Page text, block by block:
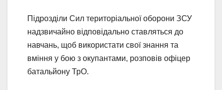
Підрозділи Сил територіальної оборони ЗСУ
надзвичайно відповідально ставляться до
навчань, щоб використати свої знання та
вміння у бою з окупантами, розповів офіцер
батальйону ТрО.